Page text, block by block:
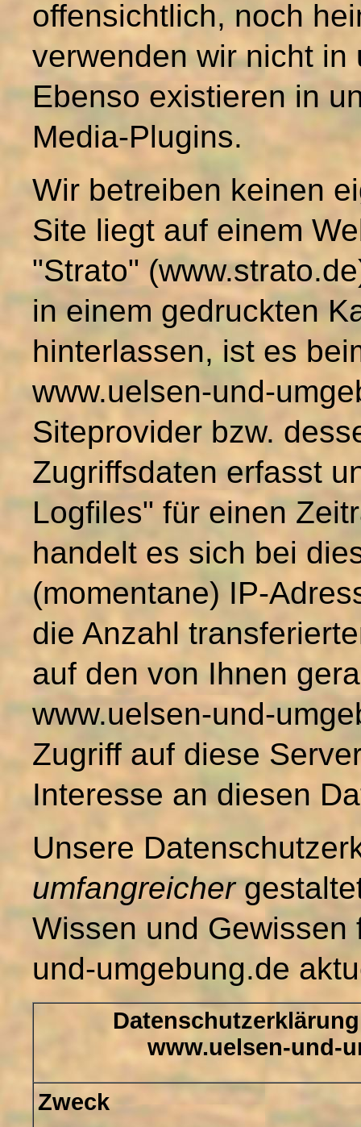
offensichtlich, noch
verwenden wir nicht in
Ebenso existieren in
Media-Plugins.
Wir betreiben keinen
Site liegt auf einem
"Strato"
in einem gedruckten
hinterlassen, ist es
www.uelsen-und-
Siteprovider bzw.
Zugriffsdaten erfasst
Logfiles" für einen
handelt es sich bei
(momentane) IP-
die Anzahl
auf den von Ihnen
www.uelsen-und-
Zugriff auf diese
Interesse an diesen
Unsere
umfangreicher
Wissen und Gewissen
und-umgebung.de
www.uelsen-und-
Zweck